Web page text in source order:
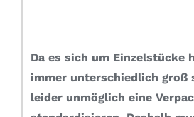
Da es sich um Einzelstücke
immer unterschiedlich groß
leider unmöglich eine